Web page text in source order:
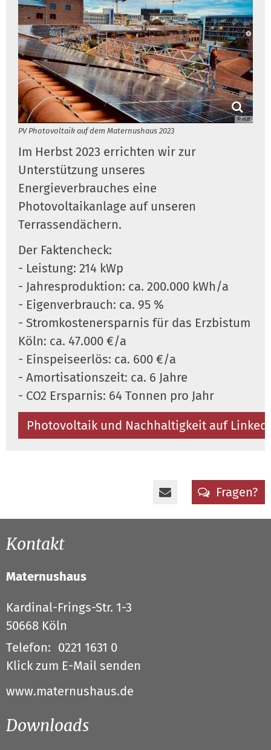
© mat
PV Photovoltaik auf dem Maternushaus 2023
Im Herbst 2023 errichten wir zur
Unterstützung unseres
Energieverbrauches eine
Photovoltaikanlage auf unseren
Terrassendächern.
Der Faktencheck:
- Leistung: 214 kWp
- Jahresproduktion: ca. 200.000 kWh/a
- Eigenverbrauch: ca. 95 %
- Stromkostenersparnis für das Erzbistum
Köln: ca. 47.000 €/a
- Einspeiseerlös: ca. 600 €/a
- Amortisationszeit: ca. 6 Jahre
- CO2 Ersparnis: 64 Tonnen pro Jahr
Photovoltaik und Nachhaltigkeit auf
Fragen?
Kontakt
Maternushaus
Kardinal-Frings-Str. 1-3
50668 Köln
Telefon: 0221 1631 0
Klick zum E-Mail senden
www.maternushaus.de
Downloads